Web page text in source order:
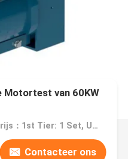
Motortest van 60KW
Prijs：1st Tier: 1 Set, Unit Price USD 3.00 2nd Tier: 2-5 Sets, Unit Price USD 2.00 3rd Tier: Over 5 Sets, Unit Price USD 1.00
Contacteer ons